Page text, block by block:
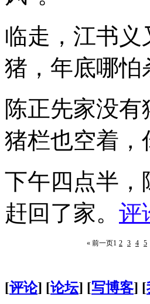
临走，江书义
猪，年底哪怕
陈正先家没
猪栏也空着，
下午四点半，
赶回了家。 评
« 前一页1 2 3 4 5
[评论] [论坛] [写博客] [